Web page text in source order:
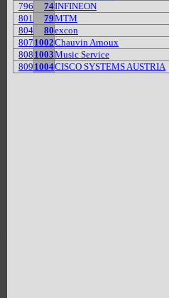
796
74INFINEON
801
79MTM
804
80excon
807 1002Chauvin Arnoux
808 1003Music Service
809 1004CISCO SYSTEMS AUSTRIA